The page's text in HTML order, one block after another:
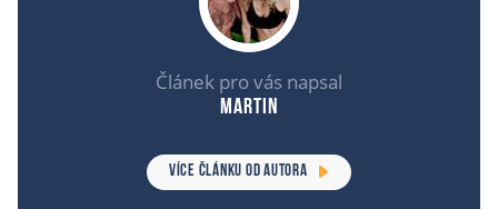
Článek pro vás napsal
Martin
VÍCE ČLÁNKU OD AUTORA